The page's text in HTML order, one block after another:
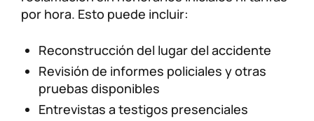
por hora. Esto puede incluir:
Reconstrucción del lugar del accidente
Revisión de informes policiales y otras
pruebas disponibles
Entrevistas a testigos presenciales